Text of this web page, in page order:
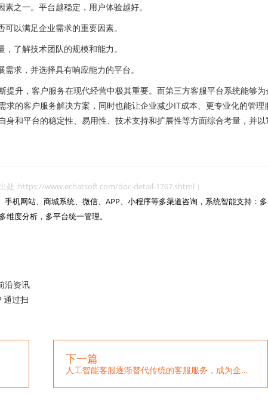
一。平台越稳定，用户体验越好。
满足企业需求的重要因素。
解技术团队的规模和能力。
，并选择具有响应能力的平台。
，客户服务在现代经营中极其重要。而第三方客服平台系统能够为
的客户服务解决方案，同时也能让企业减少IT成本、更专业化的管理
身和平台的稳定性、易用性、技术支持和扩展性等方面综合考量，并以
处 :https://www.echatsoft.com/doc-detail-1767.shtml ）
机网站、商城系统、微信、APP、小程序等多渠道咨询，系统智能支持：多
度分析，多平台统一管理。
沿资讯
通过扫
下一篇
人工智能客服逐渐替代传统的客服服务，成为企业首选